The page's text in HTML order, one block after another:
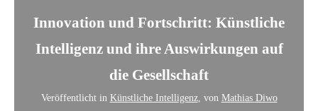
Innovation und Fortschritt: Künstliche
Intelligenz und ihre Auswirkungen auf
die Gesellschaft
Veröffentlicht in Künstliche Intelligenz, von Mathias Diwo